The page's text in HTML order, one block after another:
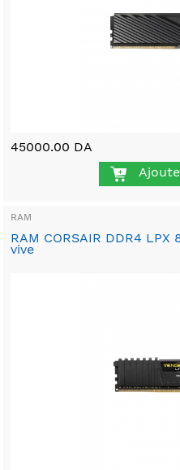
45000.00 DA
RAM
RAM CORSAIR DDR4
vive